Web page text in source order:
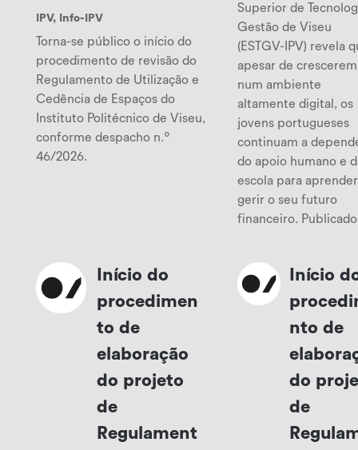
IPV, Info-IPV
Torna-se público o início do
procedimento de revisão do
Regulamento de Utilização e
Cedência de Espaços do
Instituto Politécnico de Viseu,
conforme despacho n.º
46/2026.
Superior de
Gestão de Viseu
(ESTGV-IPV) revela
apesar de crescerem
num ambiente
altamente digital, os
jovens portugueses
continuam a
do apoio humano e
escola para
gerir o seu futuro
financeiro.
Início do
procedimen
to de
elaboração
do projeto
de
Regulament
Início
nto de
do
de